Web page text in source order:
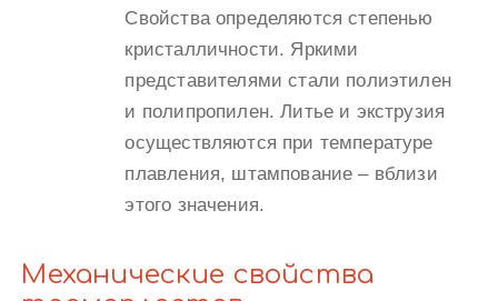
Свойства определяются степенью
кристалличности. Яркими
представителями стали полиэтилен
и полипропилен. Литье и экструзия
осуществляются при температуре
плавления, штампование – вблизи
этого значения.
Механические свойства